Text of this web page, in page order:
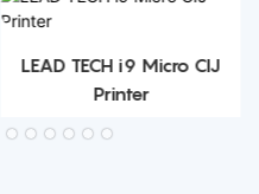
LEAD TECH i9 Micro CIJ
Printer